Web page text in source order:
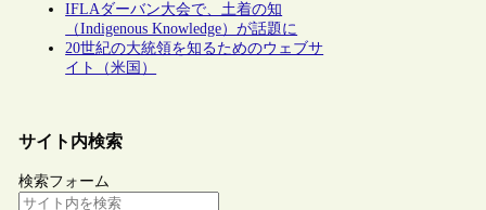
IFLAダーバン大会で、土着の知
（Indigenous Knowledge）が話題に
20世紀の大統領を知るためのウェブサ
イト（米国）
サイト内検索
検索フォーム